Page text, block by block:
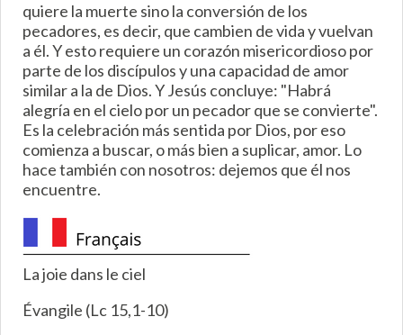
quiere la muerte sino la conversión de los
pecadores, es decir, que cambien de vida y vuelvan
a él. Y esto requiere un corazón misericordioso por
parte de los discípulos y una capacidad de amor
similar a la de Dios. Y Jesús concluye: "Habrá
alegría en el cielo por un pecador que se convierte".
Es la celebración más sentida por Dios, por eso
comienza a buscar, o más bien a suplicar, amor. Lo
hace también con nosotros: dejemos que él nos
encuentre.
La joie dans le ciel
Évangile (Lc 15,1-10)